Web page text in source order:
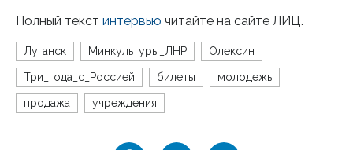
Полный текст интервью читайте на сайте ЛИЦ.
Луганск Минкультуры_ЛНР Олексин
Три_года_с_Россией билеты молодежь
продажа учреждения